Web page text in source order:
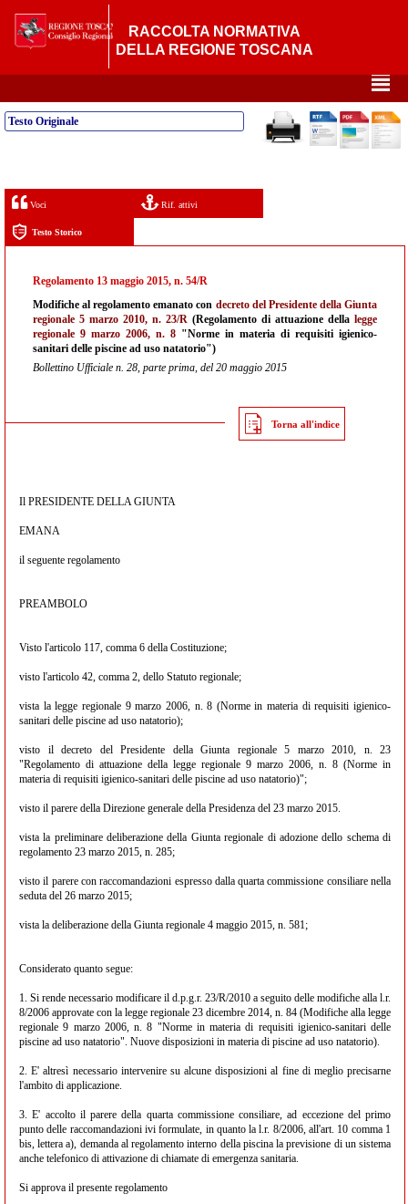
RACCOLTA NORMATIVA
DELLA REGIONE TOSCANA
²
Testo Originale
Voci Rif. attivi
Testo Storico
Regolamento 13 maggio 2015, n. 54/R
Modifiche al regolamento emanato con decreto del Presidente della Giunta
regionale 5 marzo 2010, n. 23/R (Regolamento di attuazione della legge
regionale 9 marzo 2006, n. 8 "Norme in materia di requisiti igienico-
sanitari delle piscine ad uso natatorio")
Bollettino Ufficiale n. 28, parte prima, del 20 maggio 2015
Torna all'indice
Il PRESIDENTE DELLA GIUNTA
EMANA
il seguente regolamento
PREAMBOLO
Visto l'articolo 117, comma 6 della Costituzione;
visto l'articolo 42, comma 2, dello Statuto regionale;
vista la legge regionale 9 marzo 2006, n. 8 (Norme in materia di requisiti igienico-
sanitari delle piscine ad uso natatorio);
visto il decreto del Presidente della Giunta regionale 5 marzo 2010, n. 23
"Regolamento di attuazione della legge regionale 9 marzo 2006, n. 8 (Norme in
materia di requisiti igienico-sanitari delle piscine ad uso natatorio)";
visto il parere della Direzione generale della Presidenza del 23 marzo 2015.
vista la preliminare deliberazione della Giunta regionale di adozione dello schema di
regolamento 23 marzo 2015, n. 285;
visto il parere con raccomandazioni espresso dalla quarta commissione consiliare nella
seduta del 26 marzo 2015;
vista la deliberazione della Giunta regionale 4 maggio 2015, n. 581;
Considerato quanto segue:
1. Si rende necessario modificare il d.p.g.r. 23/R/2010 a seguito delle modifiche alla l.r.
8/2006 approvate con la legge regionale 23 dicembre 2014, n. 84 (Modifiche alla legge
regionale 9 marzo 2006, n. 8 "Norme in materia di requisiti igienico-sanitari delle
piscine ad uso natatorio". Nuove disposizioni in materia di piscine ad uso natatorio).
2. E' altresì necessario intervenire su alcune disposizioni al fine di meglio precisarne
l'ambito di applicazione.
3. E' accolto il parere della quarta commissione consiliare, ad eccezione del primo
punto delle raccomandazioni ivi formulate, in quanto la l.r. 8/2006, all'art. 10 comma 1
bis, lettera a), demanda al regolamento interno della piscina la previsione di un sistema
anche telefonico di attivazione di chiamate di emergenza sanitaria.
Si approva il presente regolamento